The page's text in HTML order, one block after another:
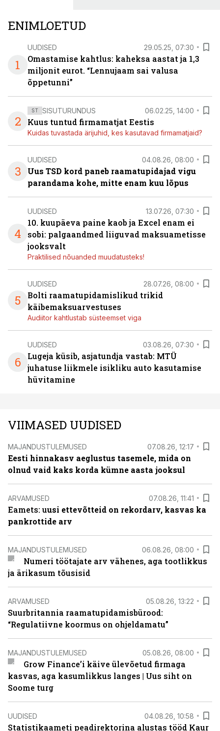
ENIMLOETUD
1
UUDISED 29.05.25, 07:30
Omastamise kahtlus: kaheksa aastat ja 1,3
miljonit eurot. “Lennujaam sai valusa
õppetunni”
2
ST SISUTURUNDUS 06.02.25, 14:00
Kuus tuntud firmamatjat Eestis
Kuidas tuvastada ärijuhid, kes kasutavad firmamatjaid?
3
UUDISED 04.08.26, 08:00
Uus TSD kord paneb raamatupidajad vigu
parandama kohe, mitte enam kuu lõpus
4
UUDISED 13.07.26, 07:30
10. kuupäeva paine kaob ja Excel enam ei
sobi: palgaandmed liiguvad maksuametisse
jooksvalt
Praktilised nõuanded muudatusteks!
5
UUDISED 28.07.26, 08:00
Bolti raamatupidamislikud trikid
käibemaksuarvestuses
Audiitor kahtlustab süsteemset viga
6
UUDISED 03.08.26, 07:30
Lugeja küsib, asjatundja vastab: MTÜ
juhatuse liikmele isikliku auto kasutamise
hüvitamine
VIIMASED UUDISED
MAJANDUSTULEMUSED 07.08.26, 12:17
Eesti hinnakasv aeglustus tasemele, mida on
olnud vaid kaks korda kümne aasta jooksul
ARVAMUSED 07.08.26, 11:41
Eamets: uusi ettevõtteid on rekordarv, kasvas ka
pankrottide arv
MAJANDUSTULEMUSED 06.08.26, 08:00
Numeri töötajate arv vähenes, aga tootlikkus
ja ärikasum tõusisid
ARVAMUSED 05.08.26, 13:22
Suurbritannia raamatupidamisbürood:
“Regulatiivne koormus on ohjeldamatu”
MAJANDUSTULEMUSED 05.08.26, 08:00
Grow Finance’i käive ülevõetud firmaga
kasvas, aga kasumlikkus langes | Uus siht on
Soome turg
UUDISED 04.08.26, 10:58
Statistikaameti peadirektorina alustas tööd Kaur